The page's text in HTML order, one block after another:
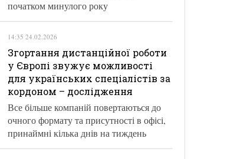
початком минулого року
14:35 24.02.2026
Згортання дистанційної роботи
у Європі звужує можливості
для українських спеціалістів за
кордоном – дослідження
Все більше компаній повертаються до
очного формату та присутності в офісі,
принаймні кілька днів на тиждень